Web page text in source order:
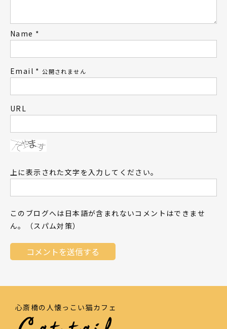
Name *
Email * 公開されません
URL
上に表示された文字を入力してください。
このブログへは日本語が含まれないコメントはできませ
ん。（スパム対策）
心斎橋の人懐っこい猫カフェ